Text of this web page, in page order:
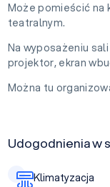
Może pomieścić na
teatralnym.
Na wyposażeniu
projektor, ekran
Można tu
Udogodnienia w
Klimatyzacja